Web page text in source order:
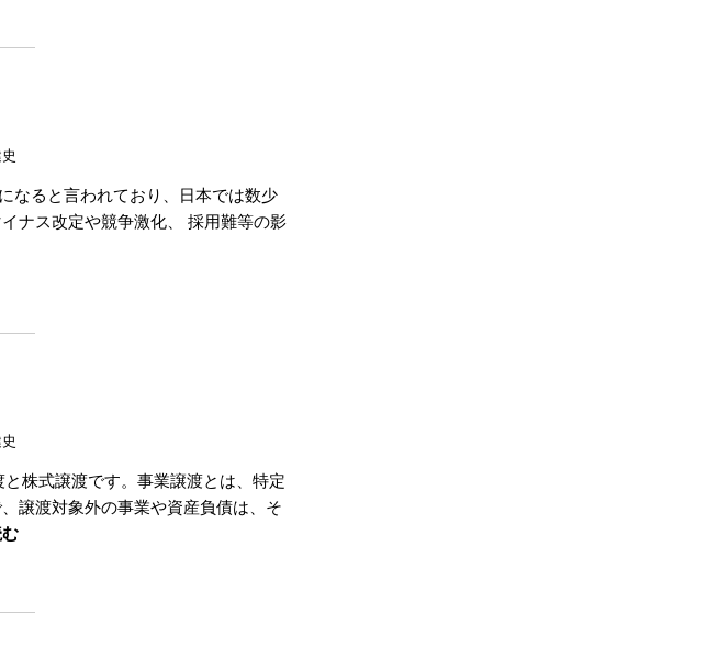
なると言われており、日本では数少
ナス改定や競争激化、 採用難等の影
株式譲渡です。事業譲渡とは、特定
譲渡対象外の事業や資産負債は、そ